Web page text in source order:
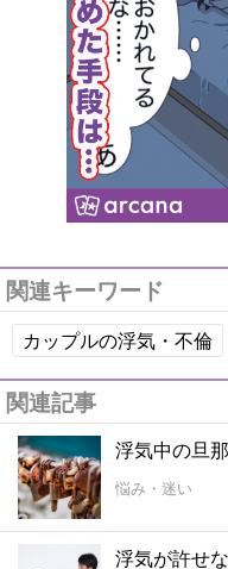
関連キーワード
カップルの浮気・不倫
関連記事
浮気中の旦
悩み・迷い
浮気が許せ